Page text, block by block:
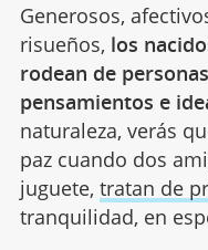
Generosos,
risueños, los
rodean de
pensamientos e
naturaleza, verás
paz cuando dos
juguete, tratan de
tranquilidad, en